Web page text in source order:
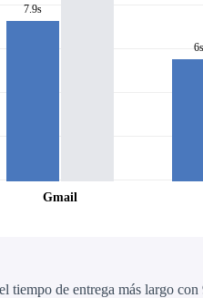
7.9s
Gmail
6s
de entrega más largo